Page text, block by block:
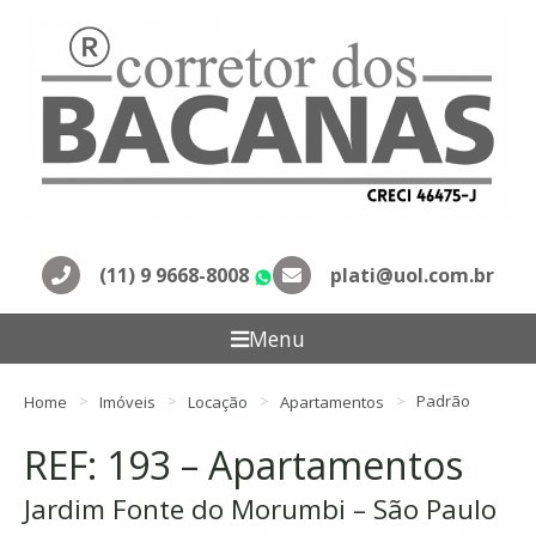
(11) 9 9668-8008 WhatsApp
plati@uol.com.br
Menu
Home Imóveis Locação Apartamentos Padrão
REF: 193 – Apartamentos
Jardim Fonte do Morumbi – São Paulo